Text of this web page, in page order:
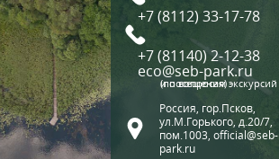
+7 (8112) 33-17-78
+7 (81140) 2-12-38
eco@seb-park.ru
(по вопросам экскурсий и посещения)
Россия, гор.Псков,
ул.М.Горького, д.20/7,
пом.1003, official@seb-
park.ru